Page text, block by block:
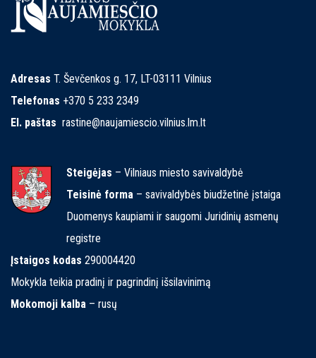
Adresas T. Ševčenkos g. 17, LT-03111 Vilnius
Telefonas +370 5 233 2349
El. paštas rastine@naujamiescio.vilnius.lm.lt
Steigėjas – Vilniaus miesto savivaldybė
Teisinė forma – savivaldybės biudžetinė įstaiga
Duomenys kaupiami ir saugomi Juridinių asmenų
registre
Įstaigos kodas 290004420
Mokykla teikia pradinį ir pagrindinį išsilavinimą
Mokomoji kalba – rusų